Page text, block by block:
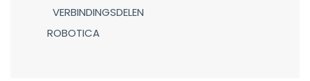
VERBINDINGSDELEN
ROBOTICA